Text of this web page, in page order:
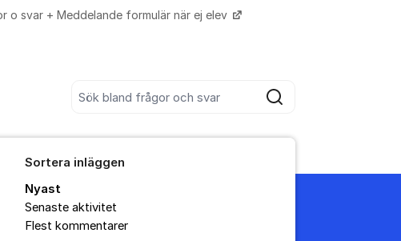
Sök
o svar + Meddelande formulär när ej elev Fler supportlänkar
Sortera inläggen
Nyast
Senaste aktivitet
Flest kommentarer